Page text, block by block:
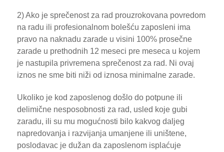
2) Ako je sprečenost za rad prouzrokovana povredom
na radu ili profesionalnom bolešću zaposleni ima
pravo na naknadu zarade u visini 100% prosečne
zarade u prethodnih 12 meseci pre meseca u kojem
je nastupila privremena sprečenost za rad. Ni ovaj
iznos ne sme biti niži od iznosa minimalne zarade.
Ukoliko je kod zaposlenog došlo do potpune ili
delimične nesposobnosti za rad, usled koje gubi
zaradu, ili su mu mogućnosti bilo kakvog daljeg
napredovanja i razvijanja umanjene ili uništene,
poslodavac je dužan da zaposlenom isplaćuje